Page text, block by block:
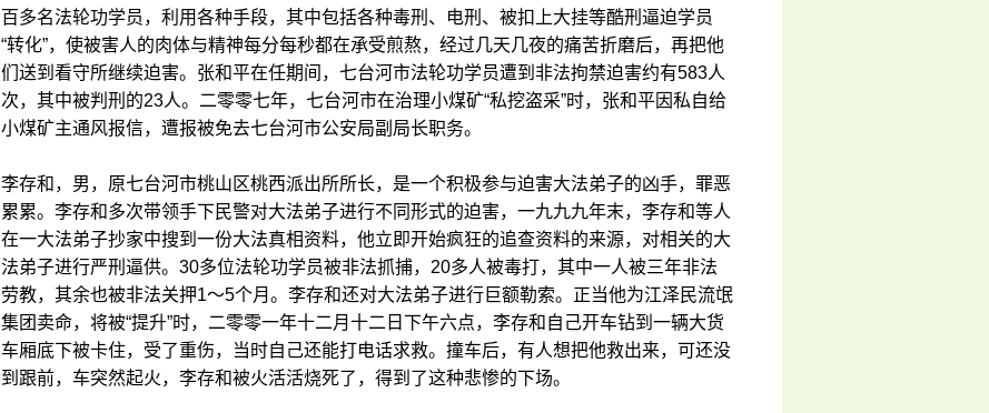
百多名法轮功学员，利用各种手段，其中包括各种毒刑、电刑、被扣上大挂等酷刑逼迫学员
“转化”，使被害人的肉体与精神每分每秒都在承受煎熬，经过几天几夜的痛苦折磨后，再把他
们送到看守所继续迫害。张和平在任期间，七台河市法轮功学员遭到非法拘禁迫害约有583人
次，其中被判刑的23人。二零零七年，七台河市在治理小煤矿“私挖盗采”时，张和平因私自给
小煤矿主通风报信，遭报被免去七台河市公安局副局长职务。
李存和，男，原七台河市桃山区桃西派出所所长，是一个积极参与迫害大法弟子的凶手，罪恶
累累。李存和多次带领手下民警对大法弟子进行不同形式的迫害，一九九九年末，李存和等人
在一大法弟子抄家中搜到一份大法真相资料，他立即开始疯狂的追查资料的来源，对相关的大
法弟子进行严刑逼供。30多位法轮功学员被非法抓捕，20多人被毒打，其中一人被三年非法
劳教，其余也被非法关押1～5个月。李存和还对大法弟子进行巨额勒索。正当他为江泽民流氓
集团卖命，将被“提升”时，二零零一年十二月十二日下午六点，李存和自己开车钻到一辆大货
车厢底下被卡住，受了重伤，当时自己还能打电话求救。撞车后，有人想把他救出来，可还没
到跟前，车突然起火，李存和被火活活烧死了，得到了这种悲惨的下场。